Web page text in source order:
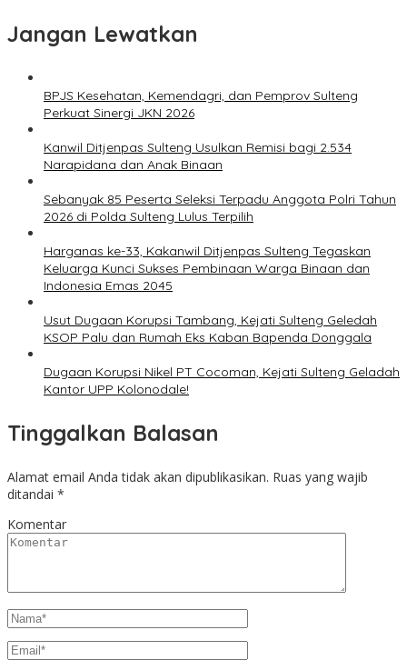
Jangan Lewatkan
BPJS Kesehatan, Kemendagri, dan Pemprov Sulteng
Perkuat Sinergi JKN 2026
Kanwil Ditjenpas Sulteng Usulkan Remisi bagi 2.534
Narapidana dan Anak Binaan
Sebanyak 85 Peserta Seleksi Terpadu Anggota Polri Tahun
2026 di Polda Sulteng Lulus Terpilih
Harganas ke-33, Kakanwil Ditjenpas Sulteng Tegaskan
Keluarga Kunci Sukses Pembinaan Warga Binaan dan
Indonesia Emas 2045
Usut Dugaan Korupsi Tambang, Kejati Sulteng Geledah
KSOP Palu dan Rumah Eks Kaban Bapenda Donggala
Dugaan Korupsi Nikel PT Cocoman, Kejati Sulteng Geladah
Kantor UPP Kolonodale!
Tinggalkan Balasan
Alamat email Anda tidak akan dipublikasikan. Ruas yang wajib
ditandai *
Komentar